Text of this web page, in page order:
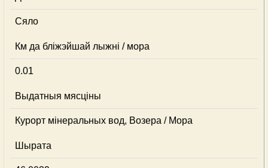
Сяло
Км да бліжэйшай лыжні / мора
0.01
Выдатныя мясціны
Курорт мінеральных вод, Возера / Мора
Шырата